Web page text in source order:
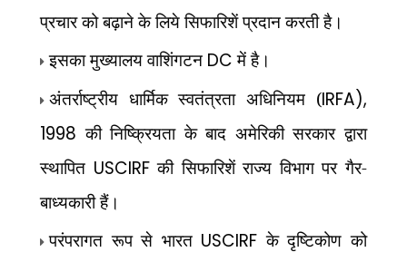
प्रचार को बढ़ाने के लिये सिफारिशें प्रदान करती है।
इसका मुख्यालय वाशिंगटन DCमें है।
अंतर्राष्ट्रीय धार्मिक स्वतंत्रता अधिनियम (IRFA),
1998 की निष्क्रियता के बाद अमेरिकी सरकार द्वारा
स्थापित USCIRFकी सिफारिशें राज्य विभाग पर गैर-
बाध्यकारी हैं।
परंपरागत रूप से भारत USCIRFके दृष्टिकोण को